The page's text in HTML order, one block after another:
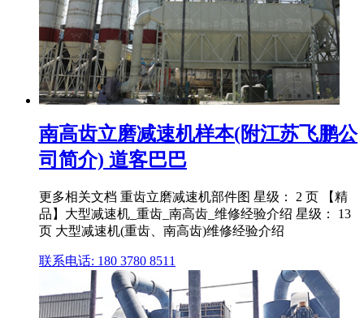
南高齿立磨减速机样本(附江苏飞鹏公
司简介) 道客巴巴
更多相关文档 重齿立磨减速机部件图 星级： 2 页 【精
品】大型减速机_重齿_南高齿_维修经验介绍 星级： 13
页 大型减速机(重齿、南高齿)维修经验介绍
联系电话: 180 3780 8511